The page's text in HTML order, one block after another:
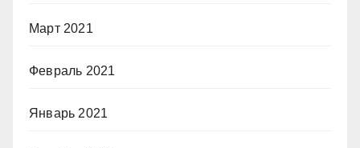
Март 2021
Февраль 2021
Январь 2021